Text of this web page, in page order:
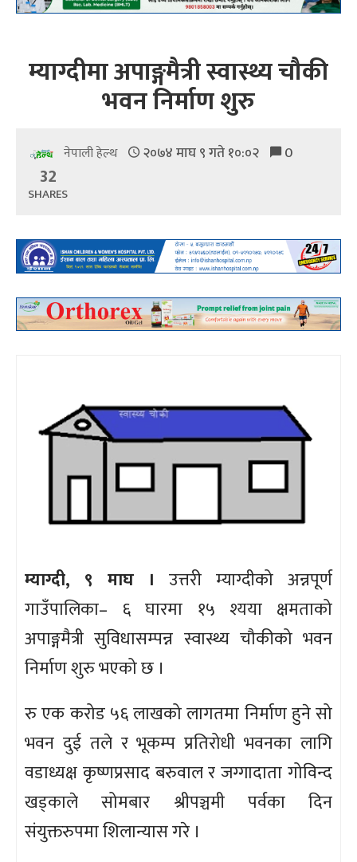
म्याग्दीमा अपाङ्गमैत्री स्वास्थ्य चौकी
भवन निर्माण शुरु
नेपाली हेल्थ २०७४ माघ ९ गते १०:०२ 0
32
SHARES
म्याग्दी, ९ माघ । उत्तरी म्याग्दीको अन्नपूर्ण
गाउँपालिका– ६ घारमा १५ श्यया क्षमताको
अपाङ्गमैत्री सुविधासम्पन्न स्वास्थ्य चौकीको भवन
निर्माण शुरु भएको छ ।
रु एक करोड ५६ लाखको लागतमा निर्माण हुने सो
भवन दुई तले र भूकम्प प्रतिरोधी भवनका लागि
वडाध्यक्ष कृष्णप्रसाद बरुवाल र जग्गादाता गोविन्द
खड्काले सोमबार श्रीपञ्चमी पर्वका दिन
संयुक्तरुपमा शिलान्यास गरे ।